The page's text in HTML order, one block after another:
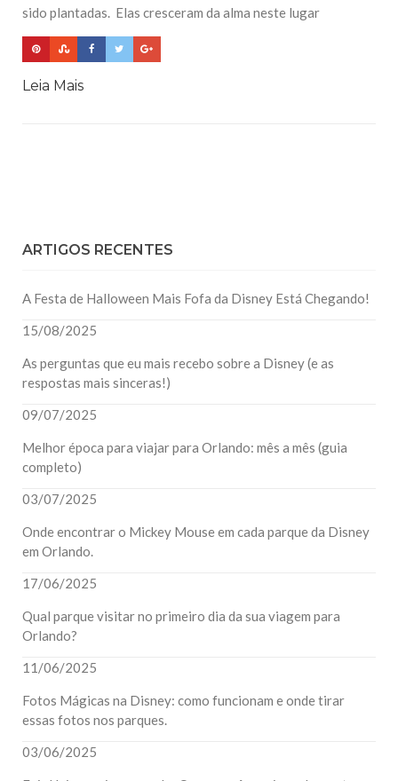
sido plantadas. Elas cresceram da alma neste lugar
Leia Mais
ARTIGOS RECENTES
A Festa de Halloween Mais Fofa da Disney Está Chegando!
15/08/2025
As perguntas que eu mais recebo sobre a Disney (e as
respostas mais sinceras!)
09/07/2025
Melhor época para viajar para Orlando: mês a mês (guia
completo)
03/07/2025
Onde encontrar o Mickey Mouse em cada parque da Disney
em Orlando.
17/06/2025
Qual parque visitar no primeiro dia da sua viagem para
Orlando?
11/06/2025
Fotos Mágicas na Disney: como funcionam e onde tirar
essas fotos nos parques.
03/06/2025